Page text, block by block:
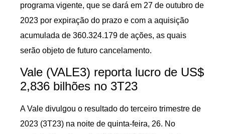
programa vigente, que se dará em 27 de outubro de
2023 por expiração do prazo e com a aquisição
acumulada de 360.324.179 de ações, as quais
serão objeto de futuro cancelamento.
Vale (VALE3) reporta lucro de US$
2,836 bilhões no 3T23
A Vale divulgou o resultado do terceiro trimestre de
2023 (3T23) na noite de quinta-feira, 26. No